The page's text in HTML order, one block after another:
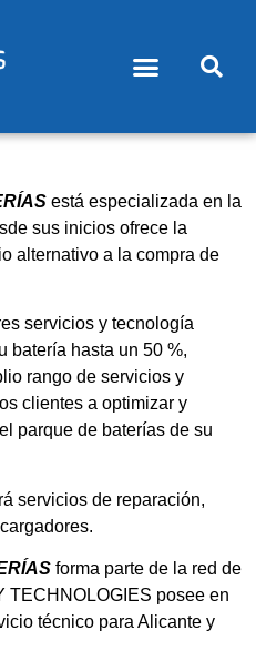
está especializada en la
sus inicios ofrece la
alternativo a la compra de
servicios y tecnología
batería hasta un 50 %,
rango de servicios y
clientes a optimizar y
parque de baterías de su
servicios de reparación,
forma parte de la red de
TECHNOLOGIES posee en
técnico para Alicante y